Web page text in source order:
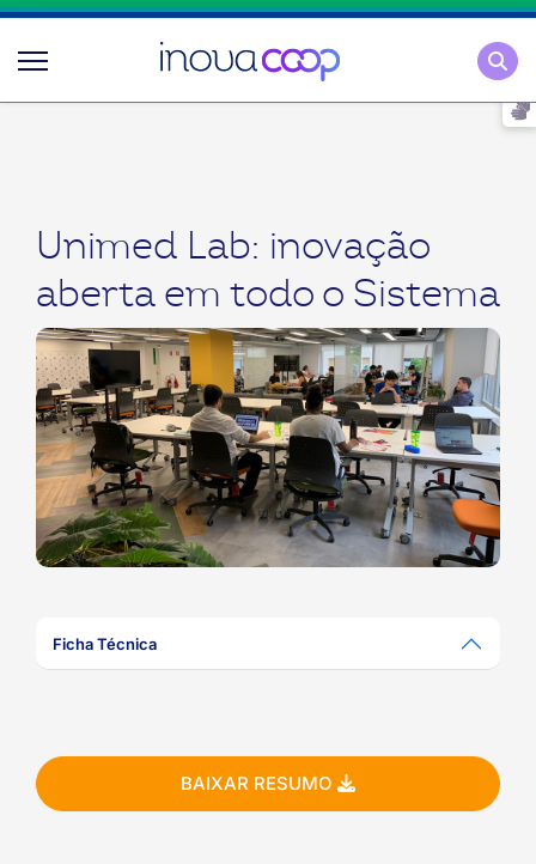
Unimed Lab: inovação
aberta em todo o Sistema
Ficha Técnica
BAIXAR RESUMO